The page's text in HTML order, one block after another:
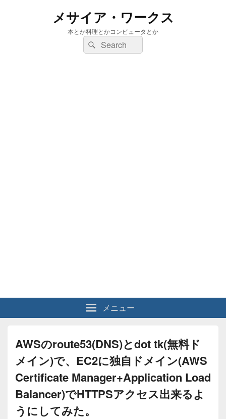
メサイア・ワークス
本とか料理とかコンピュータとか
検
索:
検
索
メニュー
AWSのroute53(DNS)とdot tk(無料ド
メイン)で、EC2に独自ドメイン(AWS
Certificate Manager+Application Load
Balancer)でHTTPSアクセス出来るよ
うにしてみた。